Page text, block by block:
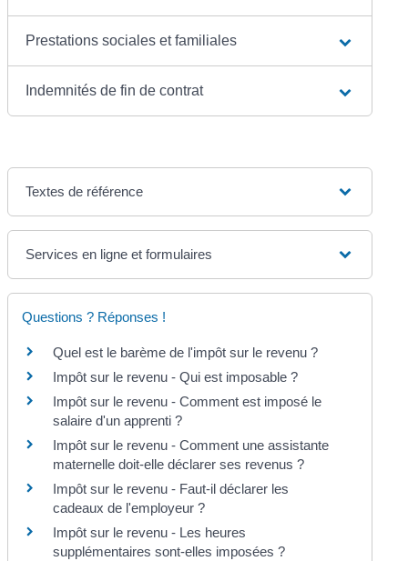
Prestations sociales et familiales
Indemnités de fin de contrat
Textes de référence
Services en ligne et formulaires
Questions ? Réponses !
Quel est le barème de l'impôt sur le revenu ?
Impôt sur le revenu - Qui est imposable ?
Impôt sur le revenu - Comment est imposé le
salaire d'un apprenti ?
Impôt sur le revenu - Comment une assistante
maternelle doit-elle déclarer ses revenus ?
Impôt sur le revenu - Faut-il déclarer les
cadeaux de l'employeur ?
Impôt sur le revenu - Les heures
supplémentaires sont-elles imposées ?